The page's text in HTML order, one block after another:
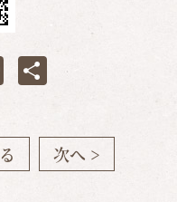
Line共
次へ >